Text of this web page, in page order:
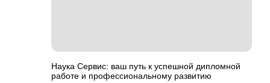
Наука Сервис: ваш путь к успешной дипломной
работе и профессиональному развитию